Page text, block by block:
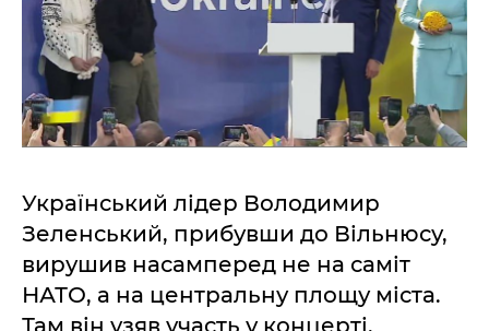
Український лідер Володимир
Зеленський, прибувши до Вільнюсу,
вирушив насамперед не на саміт
НАТО, а на центральну площу міста.
Там він узяв участь у концерті,